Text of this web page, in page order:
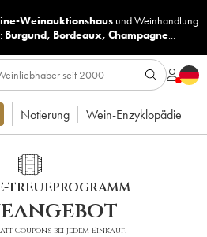
Weinauktionshaus undWeinhandlung
Burgund, Bordeaux, Champagne...
Notierung Wein-Enzyklopädie
TREUEPROGRAMM
Coupons bei jedem Einkauf!